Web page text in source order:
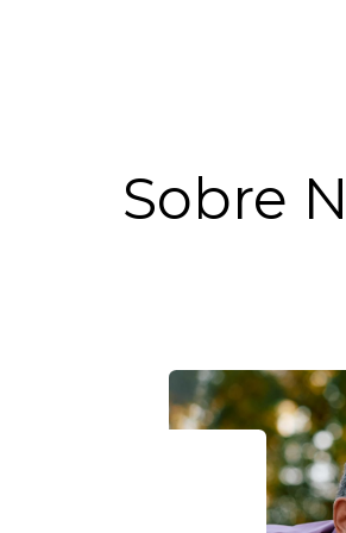
Sobre